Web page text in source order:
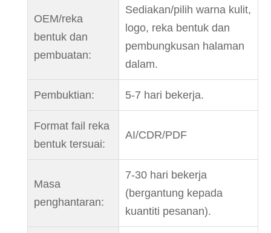
OEM/reka
bentuk dan
pembuatan:
Sediakan/pilih warna kulit,
logo, reka bentuk dan
pembungkusan halaman
dalam.
Pembuktian: 5-7 hari bekerja.
Format fail reka
bentuk tersuai:
AI/CDR/PDF
Masa
penghantaran:
7-30 hari bekerja
(bergantung kepada
kuantiti pesanan).